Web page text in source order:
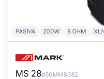
PASIVA 200W 8 OHM
MS 28#50MMB082